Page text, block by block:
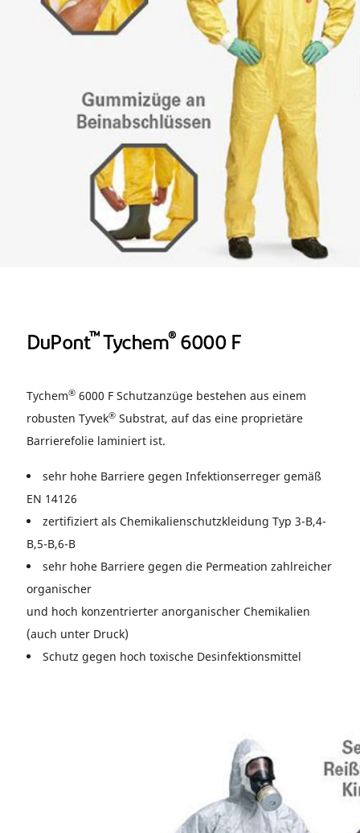
DuPont™ Tychem® 6000 F
Tychem® 6000 F Schutzanzüge bestehen aus einem
robusten Tyvek® Substrat, auf das eine proprietäre
Barrierefolie laminiert ist.
sehr hohe Barriere gegen Infektionserreger gemäß
EN 14126
zertifiziert als Chemikalienschutzkleidung Typ 3-B,4-
B,5-B,6-B
sehr hohe Barriere gegen die Permeation zahlreicher
organischer
und hoch konzentrierter anorganischer Chemikalien
(auch unter Druck)
Schutz gegen hoch toxische Desinfektionsmittel